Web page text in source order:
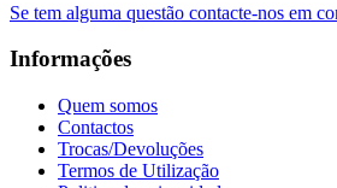
Se tem alguma questão contacte-nos em
Informações
Quem somos
Contactos
Trocas/Devoluções
Termos de Utilização